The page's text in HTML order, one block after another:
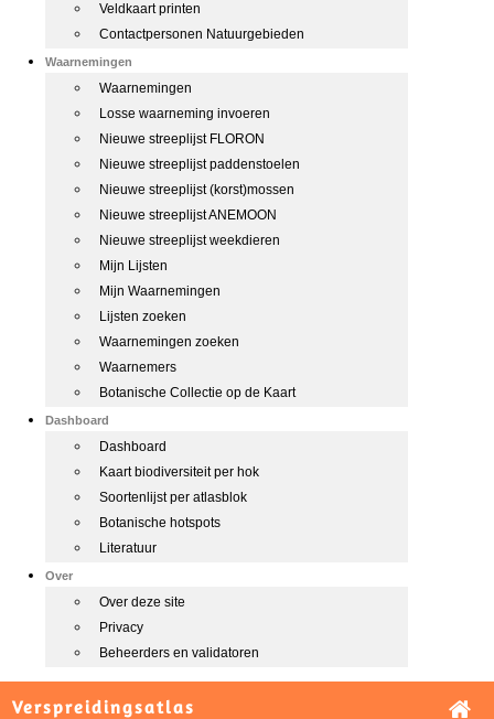
Veldkaart printen
Contactpersonen Natuurgebieden
Waarnemingen
Waarnemingen
Losse waarneming invoeren
Nieuwe streeplijst FLORON
Nieuwe streeplijst paddenstoelen
Nieuwe streeplijst (korst)mossen
Nieuwe streeplijst ANEMOON
Nieuwe streeplijst weekdieren
Mijn Lijsten
Mijn Waarnemingen
Lijsten zoeken
Waarnemingen zoeken
Waarnemers
Botanische Collectie op de Kaart
Dashboard
Dashboard
Kaart biodiversiteit per hok
Soortenlijst per atlasblok
Botanische hotspots
Literatuur
Over
Over deze site
Privacy
Beheerders en validatoren
Verspreidingsatlas